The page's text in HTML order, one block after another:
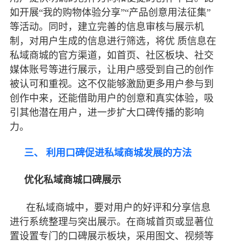
如开展“我的购物体验分享”“产品创意用法征集”
等活动。同时，建立完善的信息审核与展示机
制，对用户生成的信息进行筛选，将优 质信息在
私域商城的官方渠道，如首页、社区板块、社交
媒体账号等进行展示，让用户感受到自己的创作
被认可和重视。这不仅能够激励更多用户参与到
创作中来，还能借助用户的创意和真实体验，吸
引其他潜在用户，进一步扩大口碑传播的影响
力。
三、 利用口碑促进私域商城发展的方法
优化私域商城口碑展示
在私域商城中，要对用户的好评和分享信息
进行系统整理与突出展示。在商城首页或显著位
置设置专门的口碑展示板块，采用图文、视频等